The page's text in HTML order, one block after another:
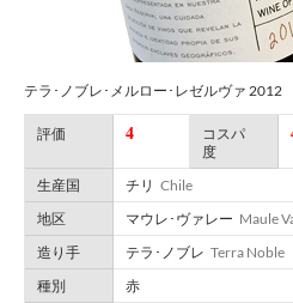
テラ･ノブレ･メルロー･レゼルヴァ 2012
評価 4
コスパ
度
生産国 チリ Chile
地区
マウレ･ヴァレー Maule
造り手
テラ･ノブレ Terra Noble
種別
赤